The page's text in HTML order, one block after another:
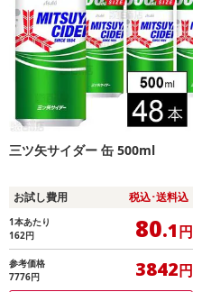
三ツ矢サイダー 缶 500ml
お試し費用 税込･送料込
1本あたり
162円 80.1円
参考価格
7776円
3842円